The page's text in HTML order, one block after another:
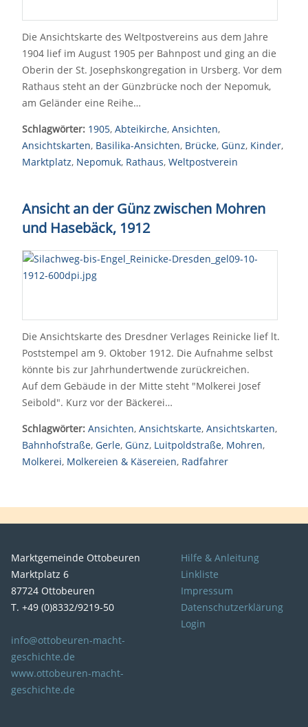
Die Ansichtskarte des Weltpostvereins aus dem Jahre
1904 lief im August 1905 per Bahnpost und ging an die
Oberin der St. Josephskongregation in Ursberg. Vor dem
Rathaus steht an der Günzbrücke noch der Nepomuk,
am Geländer eine Reihe…
Schlagwörter: 1905, Abteikirche, Ansichten,
Ansichtskarten, Basilika-Ansichten, Brücke, Günz, Kinder,
Marktplatz, Nepomuk, Rathaus, Weltpostverein
Ansicht an der Günz zwischen Mohren
und Hasebäck, 1912
Die Ansichtskarte des Dresdner Verlages Reinicke lief lt.
Poststempel am 9. Oktober 1912. Die Aufnahme selbst
könnte bis zur Jahrhundertwende zurückreichen.
Auf dem Gebäude in der Mitte steht "Molkerei Josef
Seibold". Kurz vor der Bäckerei…
Schlagwörter: Ansichten, Ansichtskarte, Ansichtskarten,
Bahnhofstraße, Gerle, Günz, Luitpoldstraße, Mohren,
Molkerei, Molkereien & Käsereien, Radfahrer
Marktgemeinde Ottobeuren
Marktplatz 6
87724 Ottobeuren
T. +49 (0)8332/9219-50
info@ottobeuren-macht-
geschichte.de
www.ottobeuren-macht-
geschichte.de
Hilfe & Anleitung
Linkliste
Impressum
Datenschutzerklärung
Login